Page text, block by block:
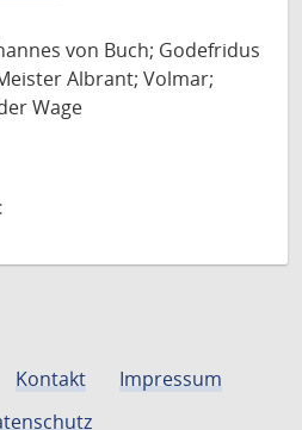
von Buch; Godefridus
Albrant; Volmar;
Wage
Kontakt
Impressum